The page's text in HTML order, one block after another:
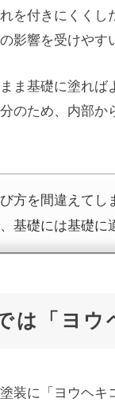
を付きにくくし
影響を受けやす
ま基礎に塗れば
のため、内部か
方を間違えてし
基礎には基礎に
は「ヨ
装に「ヨウヘキ